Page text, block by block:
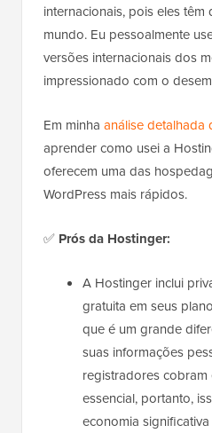
internacionais, pois eles
mundo. Eu pessoalmente
versões internacionais dos
impressionado com o
Em minha análise detalhada
aprender como usei a
oferecem uma das
WordPress mais rápidos.
✅ Prós da Hostinger:
A Hostinger inclui
gratuita em seus
que é um grande
suas informações
registradores
essencial, portanto,
economia